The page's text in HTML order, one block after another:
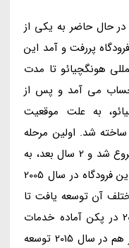
افتتاح شد و در حال حاضر به یکی از
پررفت و آمد این
هونگچیائو تا مدت
حساب می آمد و پس از
به علت موقعیت
شد. اولین مرحله
ساخت فرودگاه پودنگ در سال 1997 شروع شد و 2 سال بعد، به
بهره برداری رسید. مرحله دوم ساخت این فرودگاه در سال 2005
آن توسعه یافت تا
برای بازی های المپیک تابستانی 2008 در پکن آماده خدمات
رسانی باشد. این فرودگاه، یک بار دیگر هم در سال 2015 توسعه